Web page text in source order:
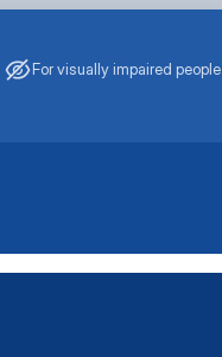
For visually impaired people